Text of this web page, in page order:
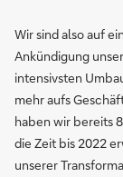
Wir sind also auf
Ankündigung
intensivsten
mehr aufs
haben wir bereits
die Zeit bis 2022
unserer